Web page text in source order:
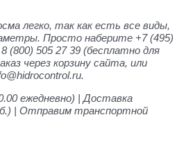
легко, так как есть все виды,
Просто наберите +7 (495)
(800) 505 27 39 (бесплатно для
через корзину сайта, или
ежедневно) | Доставка
| Отправим транспортной